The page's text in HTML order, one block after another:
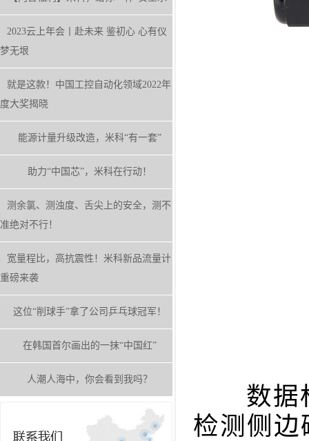
2023云上年会丨赴未来 鉴初心 心有仪
梦无垠
就是这款！中国工控自动化领域2022年
度大奖揭晓
能源计量升级改造，米科“有一套”
助力“中国芯”，米科在行动！
测余氯、测浊度、舌尖上的安全，测不
准绝对不行！
宽量程比，高抗震性！米科新品流量计
重磅来袭
这位“削球手”拿了公司乒乓球冠军！
在韩国首尔画出的一抹“中国红”
人潮人海中，你会看到我吗？
数据标
检测侧边